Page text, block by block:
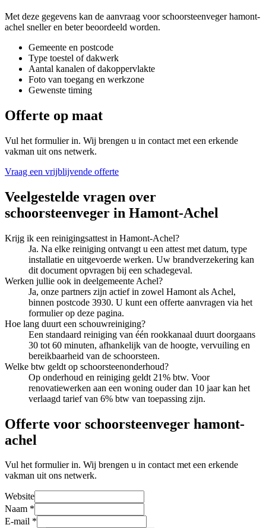
Met deze gegevens kan de aanvraag voorschoorsteenveger hamont-
achel sneller en beter beoordeeld worden.
Gemeente en postcode
Type toestel of dakwerk
Aantal kanalen of dakoppervlakte
Foto van toegang en werkzone
Gewenste timing
Offerte op maat
Vul het formulier in. Wij brengen u in contact met een erkende
vakman uit ons netwerk.
Vraag een vrijblijvende offerte
Veelgestelde vragen over
schoorsteenveger in Hamont-Achel
Krijg ik een reinigingsattest in Hamont-Achel?
Ja. Na elke reiniging ontvangt u een attest met datum, type
installatie en uitgevoerde werken. Uw brandverzekering kan
dit document opvragen bij een schadegeval.
Werken jullie ook in deelgemeente Achel?
Ja, onze partners zijn actief in zowel Hamont als Achel,
binnen postcode 3930. U kunt een offerte aanvragen via het
formulier op deze pagina.
Hoe lang duurt een schouwreiniging?
Een standaard reiniging van één rookkanaal duurt doorgaans
30 tot 60 minuten, afhankelijk van de hoogte, vervuiling en
bereikbaarheid van de schoorsteen.
Welke btw geldt op schoorsteenonderhoud?
Op onderhoud en reiniging geldt 21% btw. Voor
renovatiewerken aan een woning ouder dan 10 jaar kan het
verlaagd tarief van 6% btw van toepassing zijn.
Offerte voor schoorsteenveger hamont-
achel
Vul het formulier in. Wij brengen u in contact met een erkende
vakman uit ons netwerk.
Website
Naam *
E-mail *